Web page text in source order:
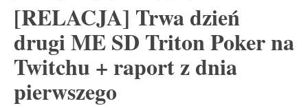
[RELACJA] Trwa dzień
drugi ME SD Triton Poker na
Twitchu + raport z dnia
pierwszego